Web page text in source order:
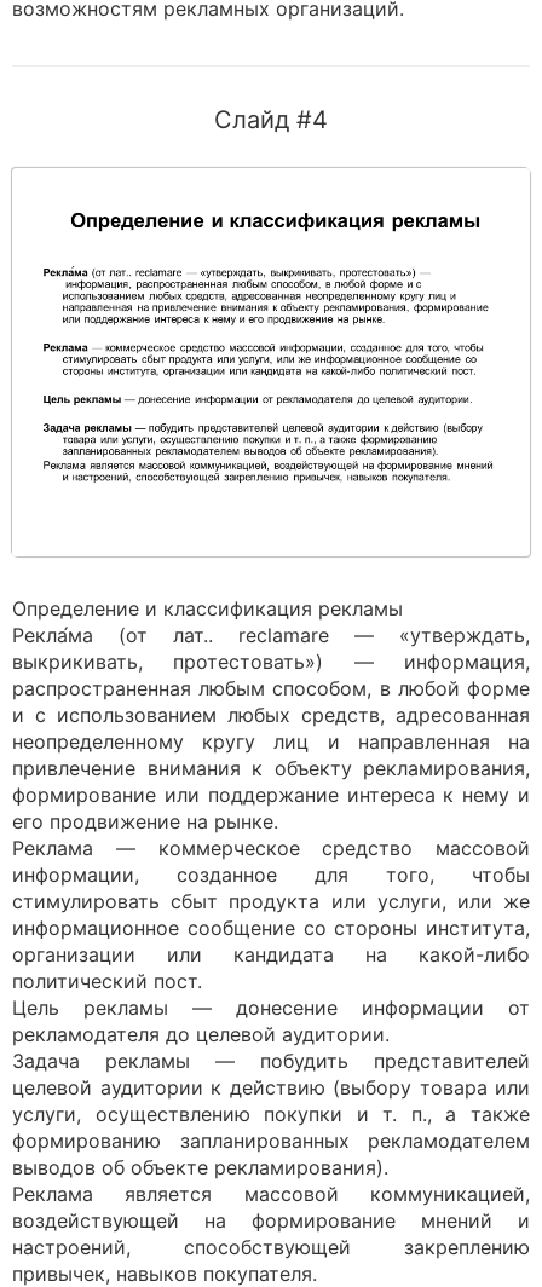
возможностям рекламных организаций.
Слайд #4
Определение и классификация рекламы
Рекла́ма (от лат.. reclamare — «утверждать,
выкрикивать, протестовать») — информация,
распространенная любым способом, в любой форме
и с использованием любых средств, адресованная
неопределенному кругу лиц и направленная на
привлечение внимания к объекту рекламирования,
формирование или поддержание интереса к нему и
его продвижение на рынке.
Реклама — коммерческое средство массовой
информации, созданное для того, чтобы
стимулировать сбыт продукта или услуги, или же
информационное сообщение со стороны института,
организации или кандидата на какой-либо
политический пост.
Цель рекламы — донесение информации от
рекламодателя до целевой аудитории.
Задача рекламы — побудить представителей
целевой аудитории к действию (выбору товара или
услуги, осуществлению покупки и т. п., а также
формированию запланированных рекламодателем
выводов об объекте рекламирования).
Реклама является массовой коммуникацией,
воздействующей на формирование мнений и
настроений, способствующей закреплению
привычек, навыков покупателя.